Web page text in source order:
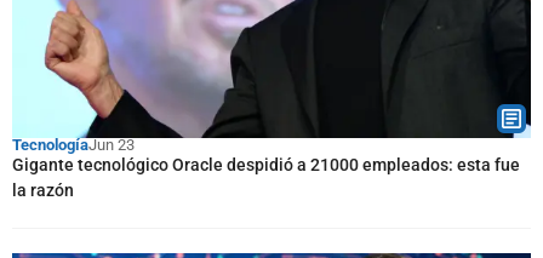
TecnologíaJun 23
Gigante tecnológico Oracle despidió a 21000 empleados: esta fue
la razón